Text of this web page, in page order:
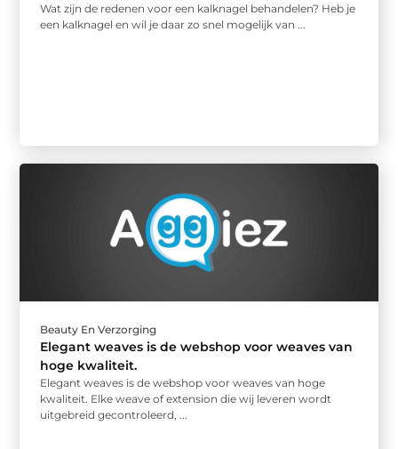
Wat zijn de redenen voor een kalknagel behandelen? Heb je
een kalknagel en wil je daar zo snel mogelijk van ...
Beauty En Verzorging
Elegant weaves is de webshop voor weaves van
hoge kwaliteit.
Elegant weaves is de webshop voor weaves van hoge
kwaliteit. Elke weave of extension die wij leveren wordt
uitgebreid gecontroleerd, ...